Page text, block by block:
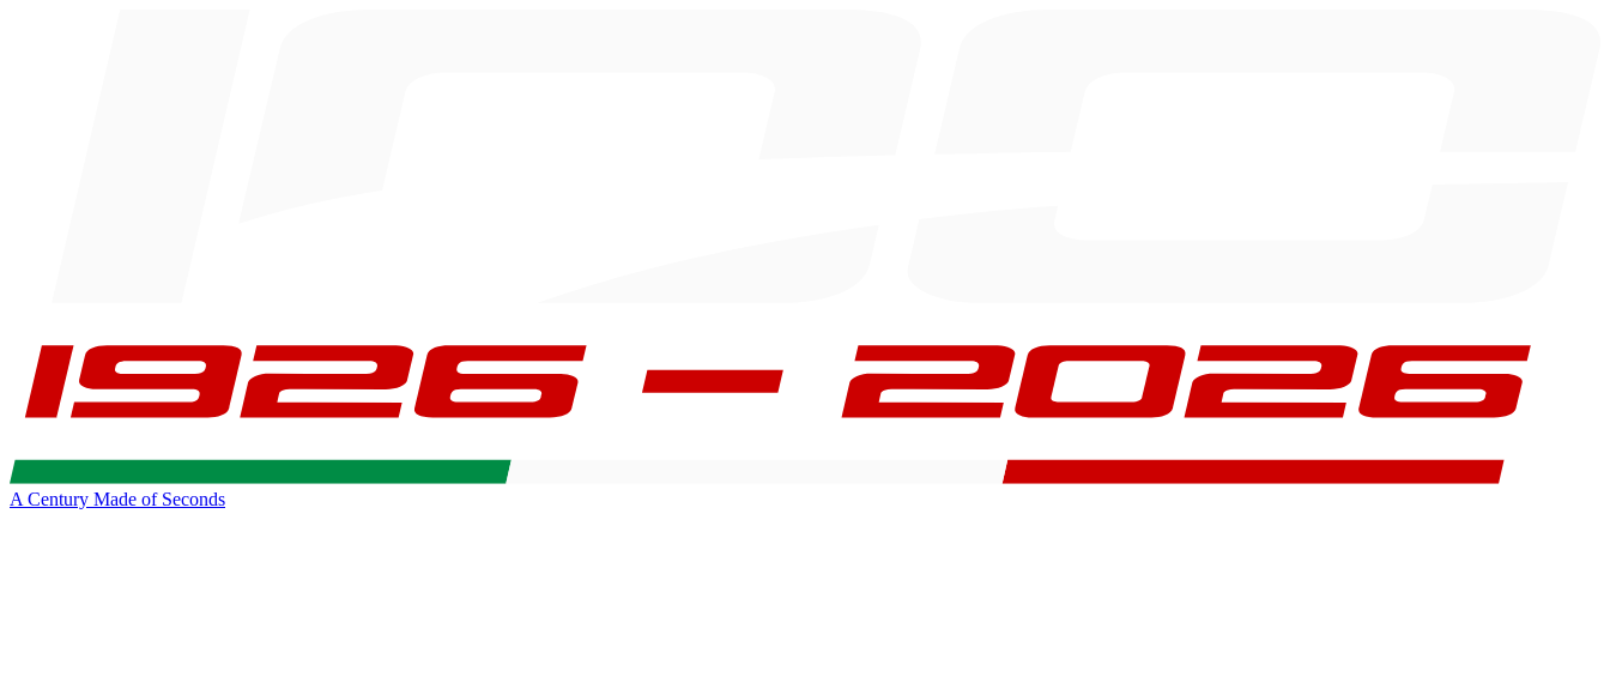
A Century Made of Seconds